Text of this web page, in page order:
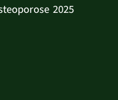
2025